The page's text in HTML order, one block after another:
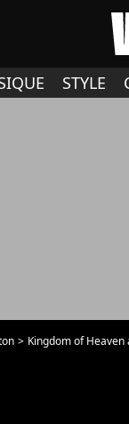
STYLE
Kingdom of